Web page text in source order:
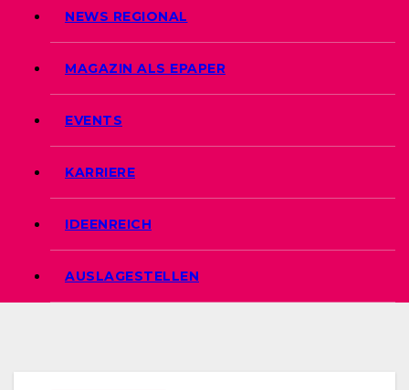
NEWS REGIONAL
MAGAZIN ALS EPAPER
EVENTS
KARRIERE
IDEENREICH
AUSLAGESTELLEN